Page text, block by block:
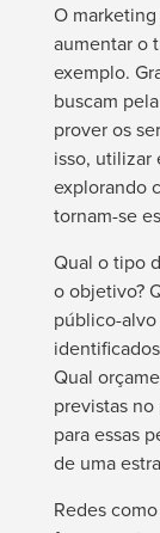
O
aumentar o
exemplo.
buscam
prover os
isso, utilizar
explorando
tornam-se
Qual o tipo
o objetivo?
público-
Qual
previstas
para essas
de uma
Redes